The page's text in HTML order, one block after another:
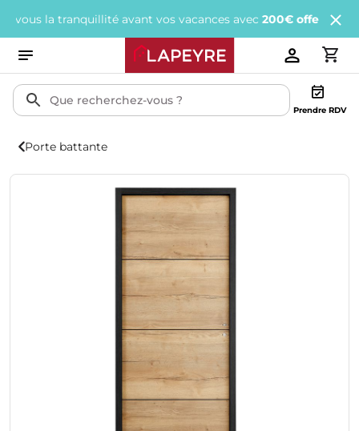
tranquillité avant vos vacances avec200€ offertstous les 1
Prendre RDV
Porte battante